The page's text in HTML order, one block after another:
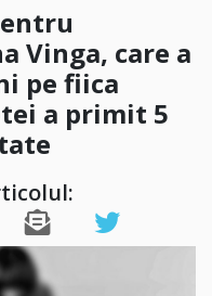
Vinga, care a
pe fiica
a primit 5